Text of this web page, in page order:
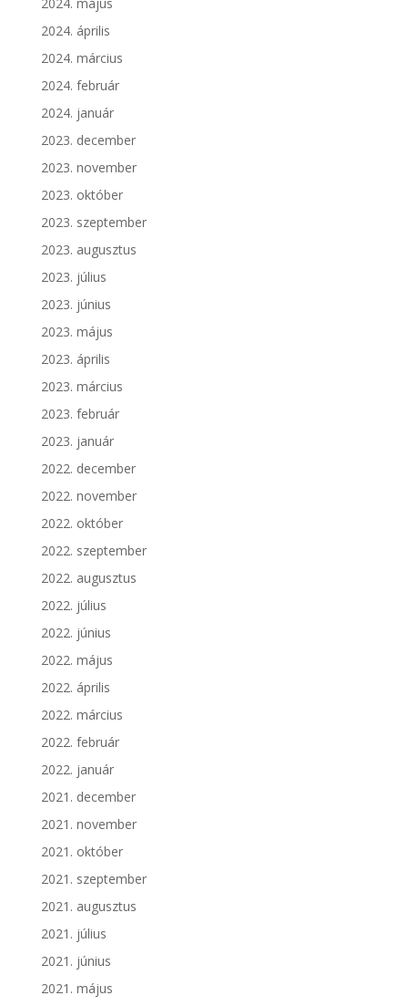
2024. április
2024. március
2024. február
2024. január
2023. december
2023. november
2023. október
2023. szeptember
2023. augusztus
2023. július
2023. június
2023. május
2023. április
2023. március
2023. február
2023. január
2022. december
2022. november
2022. október
2022. szeptember
2022. augusztus
2022. július
2022. június
2022. május
2022. április
2022. március
2022. február
2022. január
2021. december
2021. november
2021. október
2021. szeptember
2021. augusztus
2021. július
2021. június
2021. május